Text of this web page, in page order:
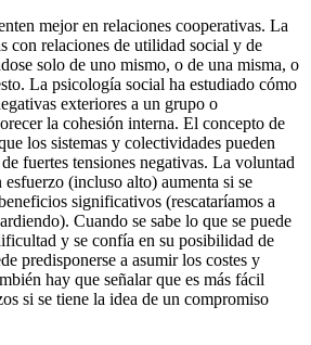
mejor en relaciones cooperativas. La
con relaciones de utilidad social y de
solo de uno mismo, o de una misma, o
La psicología social ha estudiado cómo
exteriores a un grupo o
la cohesión interna. El concepto de
los sistemas y colectividades pueden
fuertes tensiones negativas. La voluntad
(incluso alto) aumenta si se
significativos (rescataríamos a
Cuando se sabe lo que se puede
y se confía en su posibilidad de
predisponerse a asumir los costes y
hay que señalar que es más fácil
si se tiene la idea de un compromiso